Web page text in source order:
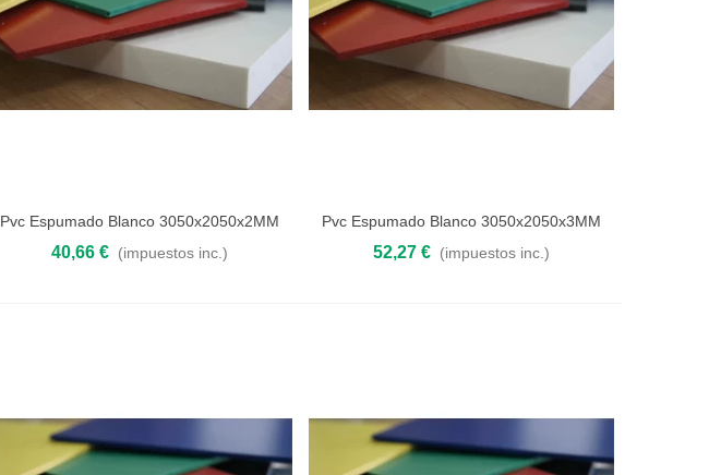
Añadir al carrito
Pvc Espumado Blanco 3050x2050x2MM
40,66 € (impuestos inc.)
Añadir al carrito
Pvc Espumado Blanco 3050x2050x3MM
52,27 € (impuestos inc.)